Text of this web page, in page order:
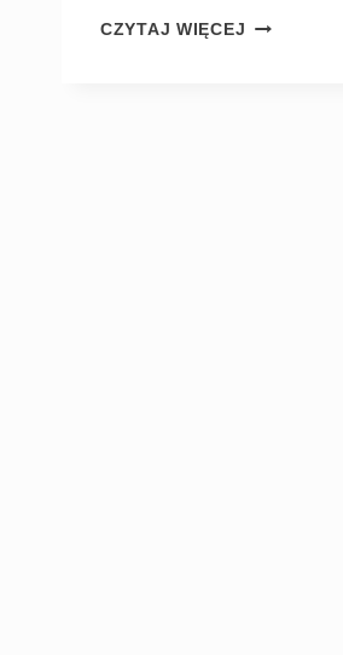
CZYTAJ WIĘCEJ